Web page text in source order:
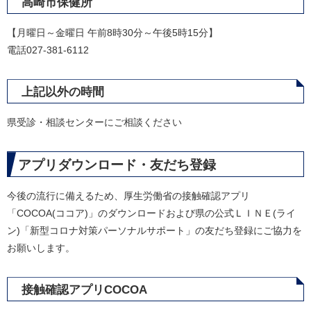
【月曜日～金曜日 午前8時30分～午後5時15分】
電話027-381-6112
上記以外の時間
県受診・相談センターにご相談ください
アプリダウンロード・友だち登録
今後の流行に備えるため、厚生労働省の接触確認アプリ
「COCOA(ココア)」のダウンロードおよび県の公式ＬＩＮＥ(ライ
ン)「新型コロナ対策パーソナルサポート」の友だち登録にご協力を
お願いします。
接触確認アプリCOCOA